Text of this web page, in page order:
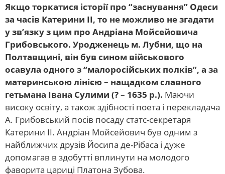
Якщо торкатися історії про “заснування” Одеси
за часів Катерини ІІ, то не можливо не згадати
у зв’язку з цим про Андріана Мойсейовича
Грибовського. Уродженець м. Лубни, що на
Полтавщині, він був сином військового
осавула одного з “малоросійських полків”, а за
материнською лінією – нащадком славного
гетьмана Івана Сулими (? – 1635 р.). Маючи
високу освіту, а також здібності поета і перекладача
А. Грибовський посів посаду статс-секретаря
Катерини ІІ. Андріан Мойсейович був одним з
найближчих друзів Йосипа де-Рібаса і дуже
допомагав в здобутті вплинути на молодого
фаворита цариці Платона Зубова.